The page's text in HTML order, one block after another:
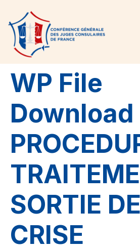
WP File
Download
SORTIE DE
CRISE